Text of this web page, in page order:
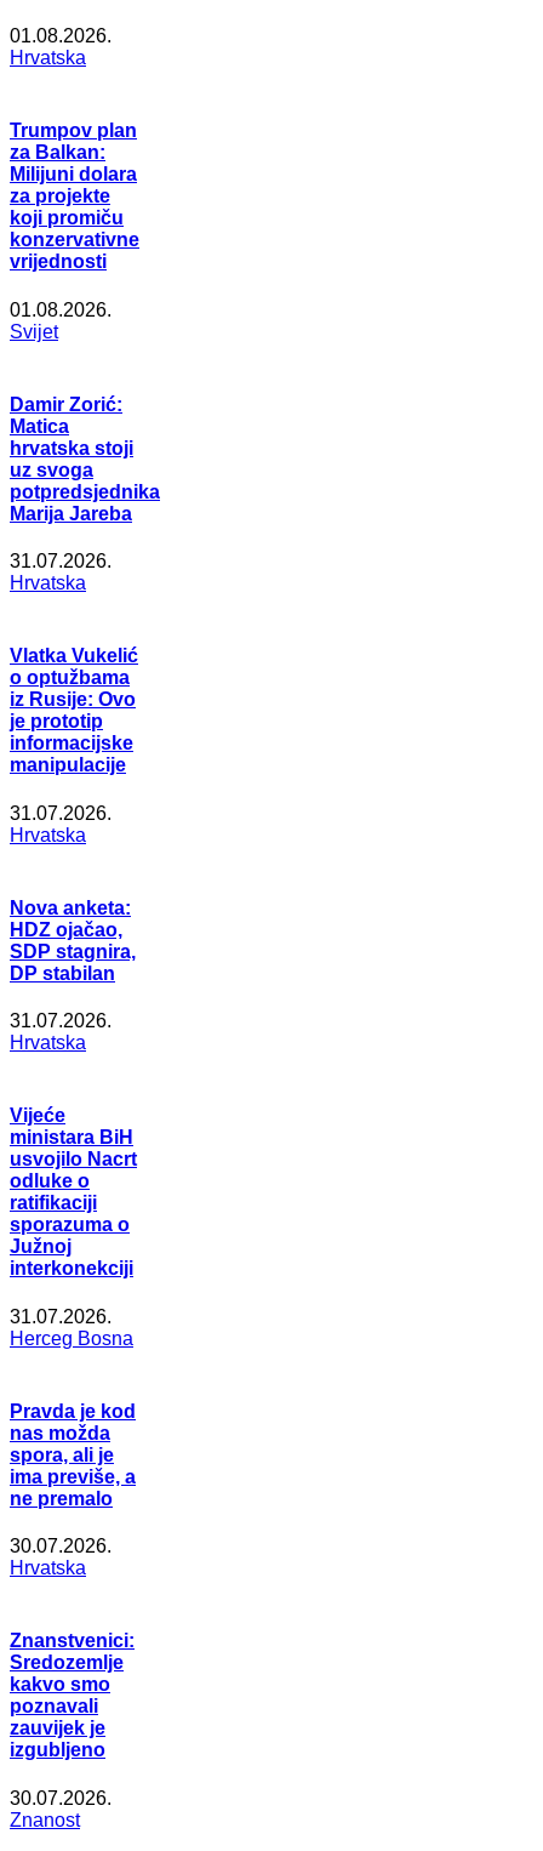
01.08.2026.
Hrvatska
Trumpov plan
za Balkan:
Milijuni dolara
za projekte
koji promiču
konzervativne
vrijednosti
01.08.2026.
Svijet
Damir Zorić:
Matica
hrvatska stoji
uz svoga
potpredsjednika
Marija Jareba
31.07.2026.
Hrvatska
Vlatka Vukelić
o optužbama
iz Rusije: Ovo
je prototip
informacijske
manipulacije
31.07.2026.
Hrvatska
Nova anketa:
HDZ ojačao,
SDP stagnira,
DP stabilan
31.07.2026.
Hrvatska
Vijeće
ministara BiH
usvojilo Nacrt
odluke o
ratifikaciji
sporazuma o
Južnoj
interkonekciji
31.07.2026.
Herceg Bosna
Pravda je kod
nas možda
spora, ali je
ima previše, a
ne premalo
30.07.2026.
Hrvatska
Znanstvenici:
Sredozemlje
kakvo smo
poznavali
zauvijek je
izgubljeno
30.07.2026.
Znanost